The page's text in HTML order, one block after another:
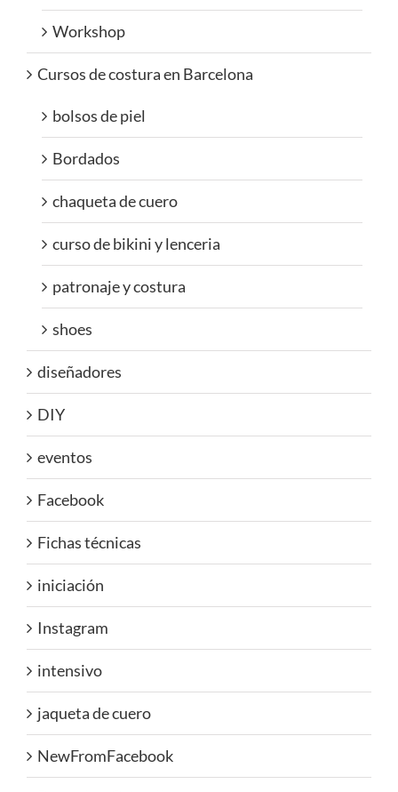
Workshop
Cursos de costura en Barcelona
bolsos de piel
Bordados
chaqueta de cuero
curso de bikini y lenceria
patronaje y costura
shoes
diseñadores
DIY
eventos
Facebook
Fichas técnicas
iniciación
Instagram
intensivo
jaqueta de cuero
NewFromFacebook